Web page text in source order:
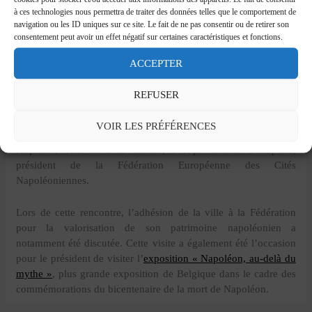
à ces technologies nous permettra de traiter des données telles que le comportement de
navigation ou les ID uniques sur ce site. Le fait de ne pas consentir ou de retirer son
consentement peut avoir un effet négatif sur certaines caractéristiques et fonctions.
ACCEPTER
REFUSER
VOIR LES PRÉFÉRENCES
Le 18 novembre 2021, la mairie de Liège, représentée par
président de la Fédération Européenne des Cités
Napoléoniennes.
Lors de cette rencontre, l’adhésion de la ville à la Fédération
pour la valorisation de son patrimoine napoléonien a
notamment été discutée. Cette visite a également été l’occasion
pour le président de visiter l’exposition « Napoléon, au-delà du
mythe », plus grande exposition de Belgique dans le cadre des
commémorations du bicentenaire de la mort de Napoléon.